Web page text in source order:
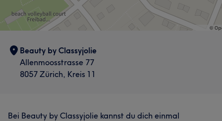
Beauty by Classyjolie
Allenmoosstrasse 77
8057 Zürich, Kreis 11
Bei Beauty by Classyjolie kannst du dich einmal